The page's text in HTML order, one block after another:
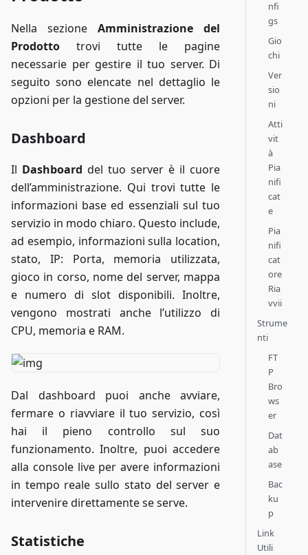
Nella sezione Amministrazione del
Prodotto trovi tutte le pagine
necessarie per gestire il tuo server. Di
seguito sono elencate nel dettaglio le
opzioni per la gestione del server.
Dashboard
Il Dashboard del tuo server è il cuore
dell’amministrazione. Qui trovi tutte le
informazioni base ed essenziali sul tuo
servizio in modo chiaro. Questo include,
ad esempio, informazioni sulla location,
stato, IP: Porta, memoria utilizzata,
gioco in corso, nome del server, mappa
e numero di slot disponibili. Inoltre,
vengono mostrati anche l’utilizzo di
CPU, memoria e RAM.
Dal dashboard puoi anche avviare,
fermare o riavviare il tuo servizio, così
hai il pieno controllo sul suo
funzionamento. Inoltre, puoi accedere
alla console live per avere informazioni
in tempo reale sullo stato del server e
intervenire direttamente se serve.
Statistiche
nfi
gs
Gio
chi
Ver
sio
ni
Atti
vit
à
Pia
nifi
cat
e
Pia
nifi
cat
ore
Ria
vvii
Strume
nti
FT
P
Bro
ws
er
Dat
ab
ase
Bac
ku
p
Link
Utili